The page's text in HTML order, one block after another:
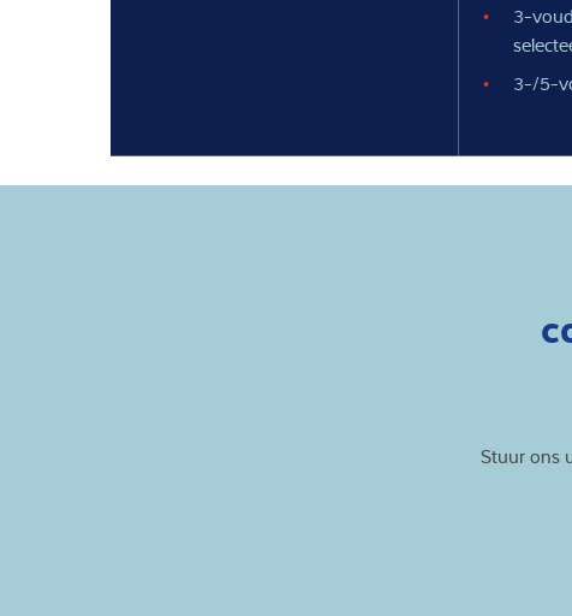
3-
3-/5-
Stuur ons